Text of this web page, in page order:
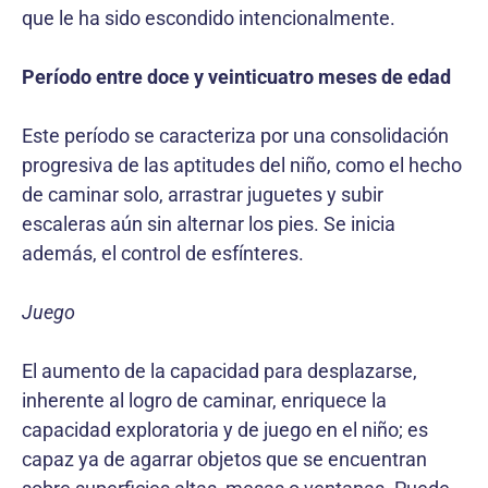
que le ha sido escondido intencionalmente.
Período entre doce y veinticuatro meses de edad
Este período se caracteriza por una consolidación
progresiva de las aptitudes del niño, como el hecho
de caminar solo, arrastrar juguetes y subir
escaleras aún sin alternar los pies. Se inicia
además, el control de esfínteres.
Juego
El aumento de la capacidad para desplazarse,
inherente al logro de caminar, enriquece la
capacidad exploratoria y de juego en el niño; es
capaz ya de agarrar objetos que se encuentran